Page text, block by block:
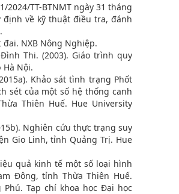
2024/TT-BTNMT ngày 31 tháng
định về kỹ thuật điều tra, đánh
NXB Nông Nghiệp.
Thi. (2003). Giáo trình quy
Nội.
Khảo sát tình trạng Phốt
sét của một số hệ thống canh
Thiên Huế. Hue University
Nghiên cứu thực trạng suy
Gio Linh, tỉnh Quảng Trị. Hue
quả kinh tế một số loại hình
Đông, tỉnh Thừa Thiên Huế.
Tạp chí khoa học Đại học